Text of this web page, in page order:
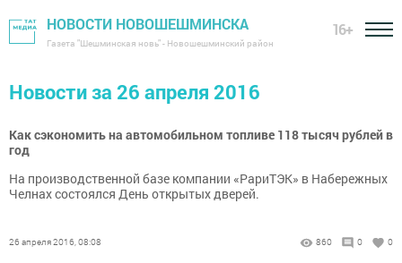
НОВОСТИ НОВОШЕШМИНСКА
Газета "Шешминская новь" - Новошешминский район
16+
Новости за 26 апреля 2016
Как сэкономить на автомобильном топливе 118 тысяч рублей в
год
На производственной базе компании «РариТЭК» в Набережных
Челнах состоялся День открытых дверей.
26 апреля 2016, 08:08 860 0 0